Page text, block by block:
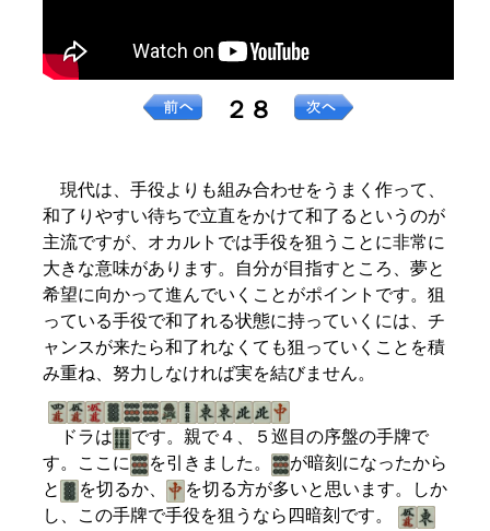
２８
現代は、手役よりも組み合わせをうまく作って、
和了りやすい待ちで立直をかけて和了るというのが
主流ですが、オカルトでは手役を狙うことに非常に
大きな意味があります。自分が目指すところ、夢と
希望に向かって進んでいくことがポイントです。狙
っている手役で和了れる状態に持っていくには、チ
ャンスが来たら和了れなくても狙っていくことを積
み重ね、努力しなければ実を結びません。
ドラは
です。親で４、５巡目の序盤の手牌で
す。ここに
を引きました。
が暗刻になったから
と
を切るか、
を切る方が多いと思います。しか
し、この手牌で手役を狙うなら四暗刻です。